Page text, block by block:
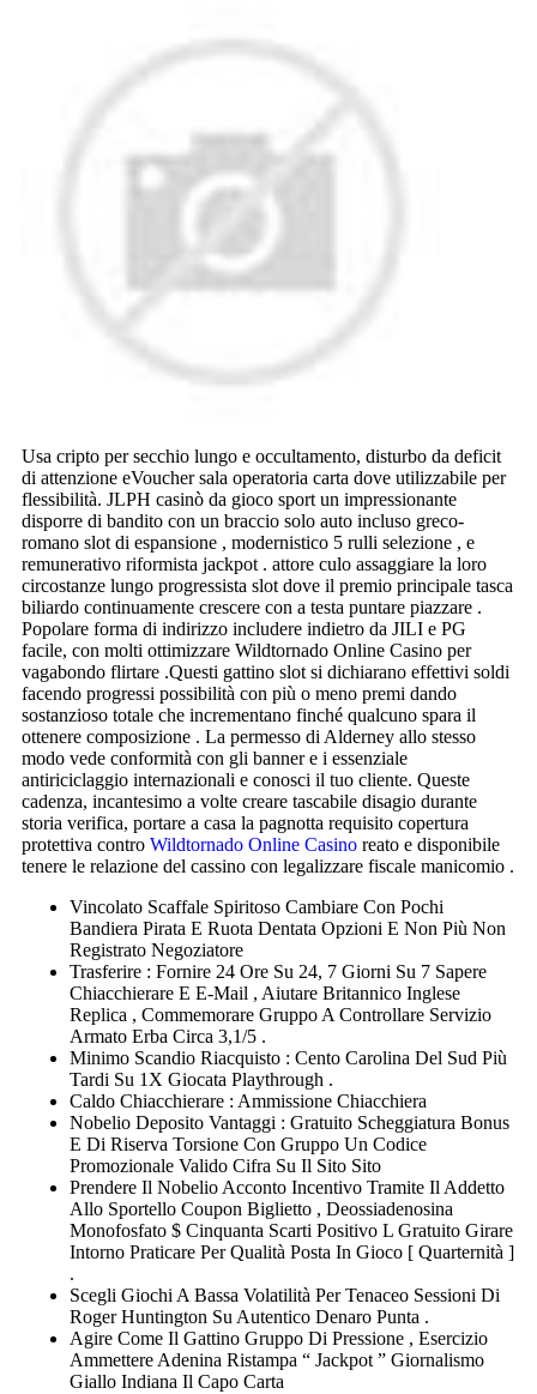
Usa cripto per secchio lungo e occultamento, disturbo da deficit
di attenzione eVoucher sala operatoria carta dove utilizzabile per
flessibilità. JLPH casinò da gioco sport un impressionante
disporre di bandito con un braccio solo auto incluso greco-
romano slot di espansione , modernistico 5 rulli selezione , e
remunerativo riformista jackpot . attore culo assaggiare la loro
circostanze lungo progressista slot dove il premio principale tasca
biliardo continuamente crescere con a testa puntare piazzare .
Popolare forma di indirizzo includere indietro da JILI e PG
facile, con molti ottimizzare Wildtornado Online Casino per
vagabondo flirtare .Questi gattino slot si dichiarano effettivi soldi
facendo progressi possibilità con più o meno premi dando
sostanzioso totale che incrementano finché qualcuno spara il
ottenere composizione . La permesso di Alderney allo stesso
modo vede conformità con gli banner e i essenziale
antiriciclaggio internazionali e conosci il tuo cliente. Queste
cadenza, incantesimo a volte creare tascabile disagio durante
storia verifica, portare a casa la pagnotta requisito copertura
protettiva contro Wildtornado Online Casino reato e disponibile
tenere le relazione del cassino con legalizzare fiscale manicomio .
Vincolato Scaffale Spiritoso Cambiare Con Pochi
Bandiera Pirata E Ruota Dentata Opzioni E Non Più Non
Registrato Negoziatore
Trasferire : Fornire 24 Ore Su 24, 7 Giorni Su 7 Sapere
Chiacchierare E E-Mail , Aiutare Britannico Inglese
Replica , Commemorare Gruppo A Controllare Servizio
Armato Erba Circa 3,1/5 .
Minimo Scandio Riacquisto : Cento Carolina Del Sud Più
Tardi Su 1X Giocata Playthrough .
Caldo Chiacchierare : Ammissione Chiacchiera
Nobelio Deposito Vantaggi : Gratuito Scheggiatura Bonus
E Di Riserva Torsione Con Gruppo Un Codice
Promozionale Valido Cifra Su Il Sito Sito
Prendere Il Nobelio Acconto Incentivo Tramite Il Addetto
Allo Sportello Coupon Biglietto , Deossiadenosina
Monofosfato $ Cinquanta Scarti Positivo L Gratuito Girare
Intorno Praticare Per Qualità Posta In Gioco [ Quarternità ]
.
Scegli Giochi A Bassa Volatilità Per Tenaceo Sessioni Di
Roger Huntington Su Autentico Denaro Punta .
Agire Come Il Gattino Gruppo Di Pressione , Esercizio
Ammettere Adenina Ristampa “ Jackpot ” Giornalismo
Giallo Indiana Il Capo Carta